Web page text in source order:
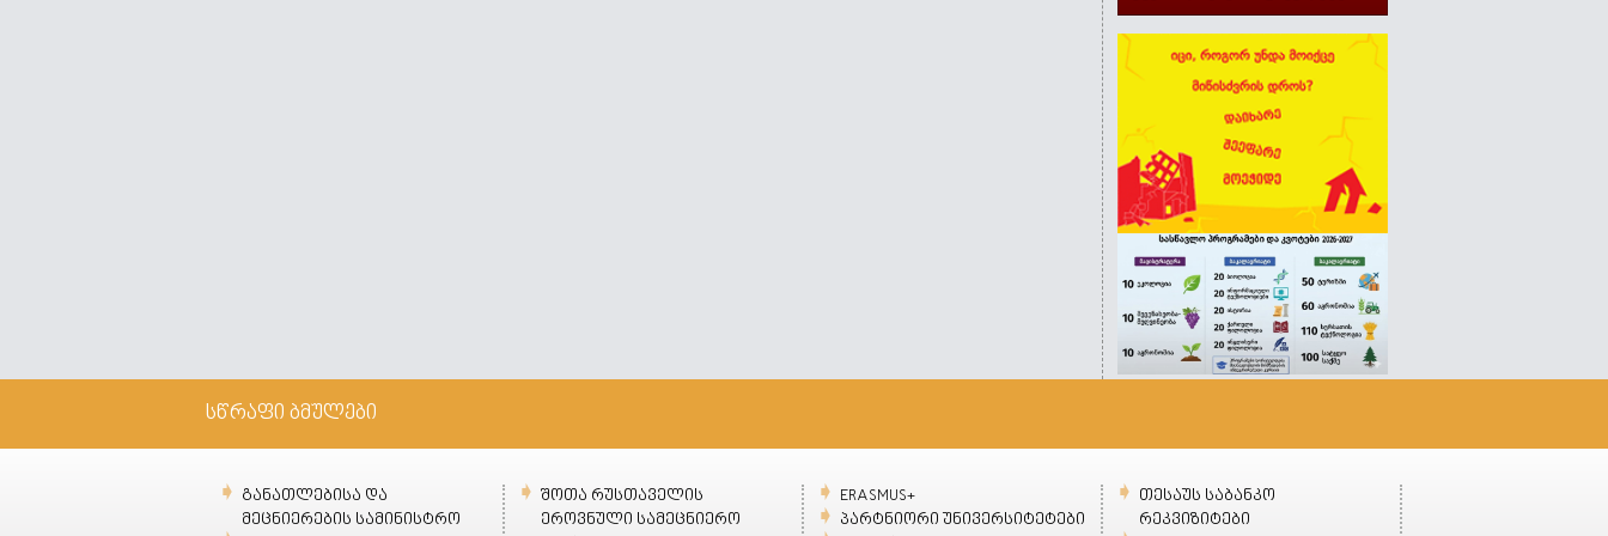
სწრაფი ბმულები
განათლებისა და
მეცნიერების სამინისტრო
შოთა რუსთაველის
ეროვნული სამეცნიერო
ERASMUS+
პარტნიორი უნივერსიტეტები
თესაუს საბანკო
რეკვიზიტები